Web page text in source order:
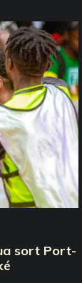
sort Port-